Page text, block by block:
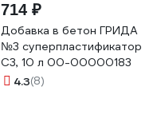
714 ₽
Добавка в бетон ГРИДА
№3 суперпластификатор
С3, 10 л 00-00000183
4.3(8)